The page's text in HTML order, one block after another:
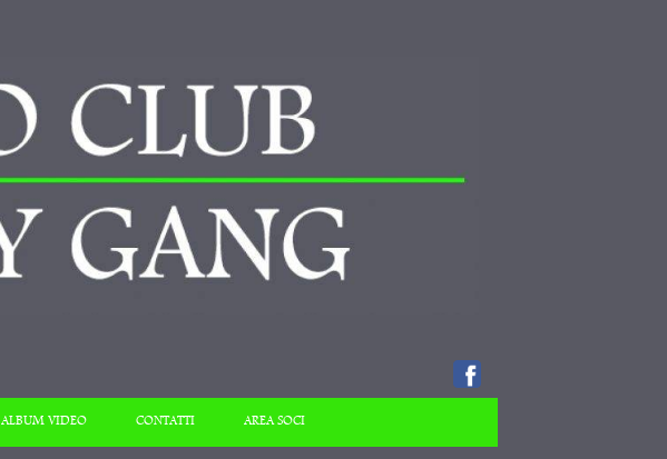
ALBUM VIDEO CONTATTI AREA SOCI